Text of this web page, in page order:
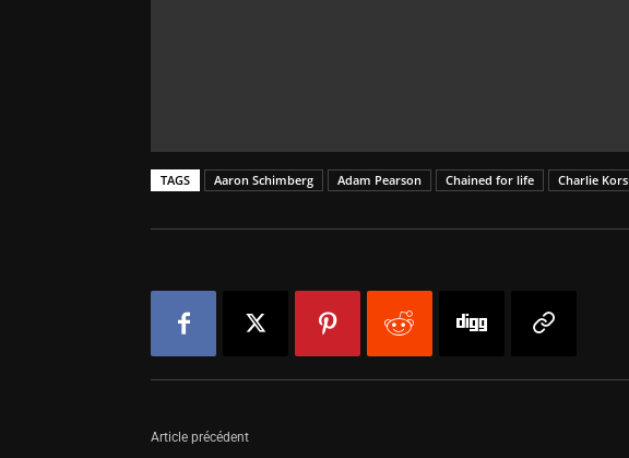
TAGS Aaron Schimberg Adam Pearson Chained for life Charlie
Article précédent